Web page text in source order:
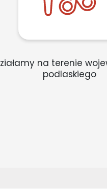
na terenie
podlaskiego